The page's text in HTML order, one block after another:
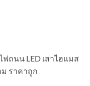
ถนน LED เสาไฮแมส
ราคาถูก